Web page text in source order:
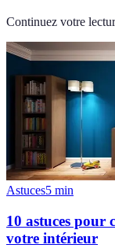
Continuez votre
Astuces5 min
10 astuces
votre intérieur